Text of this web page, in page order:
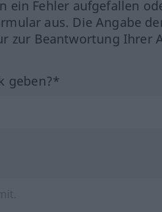
ein Fehler aufgefallen
aus. Die Angabe
zur Beantwortung Ihrer
geben?*